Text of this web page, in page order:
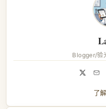
Blogger/验
了